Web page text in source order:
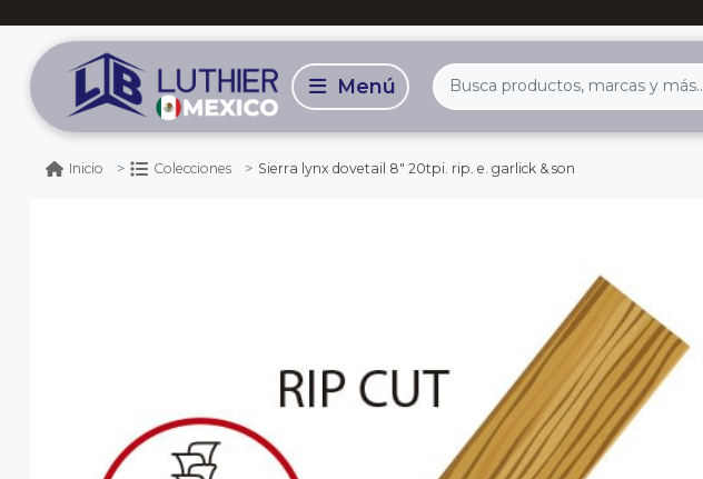
Inicio Colecciones Sierra lynx dovetail 8" 20tpi. rip. e. garlick & son